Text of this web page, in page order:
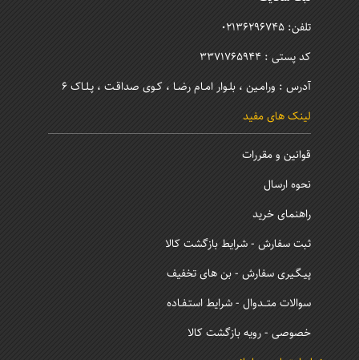
درباره ما
ثبت شکایت
تلفن: 02136296745
کد پستی : 3371765944
آدرس : ورامـین ، بلـوار امـام رضـا ، کـوی صداقـت ، پـلـاک 6
لینک های مفید
قوانین و مقررات
نحوه ارسال
راهنمای خرید
ثبت سفارش - شرایط بازگشت کالا
پیـگـیری سفارش - بن های تخفیف
سوالات متــدوال - شرایط استـفـاده